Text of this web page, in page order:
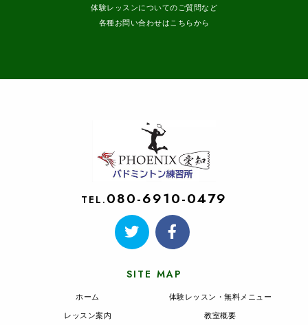
体験レッスンについてのご質問など
各種お問い合わせはこちらから
TEL. 080-6910-0479
SITE MAP
ホーム
レッスン案内
体験レッスン・無料メニュー
教室概要